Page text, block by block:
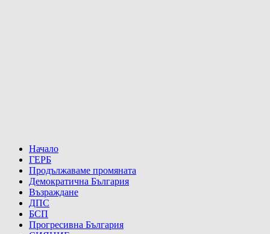
Начало
ГЕРБ
Продължаваме промяната
Демократична България
Възраждане
ДПС
БСП
Прогресивна България